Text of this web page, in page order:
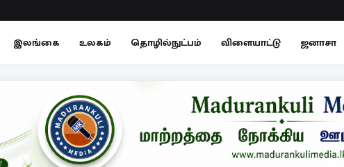
இலங்கை உலகம் தொழில்நுட்பம் விளையாட்டு ஜனாசா